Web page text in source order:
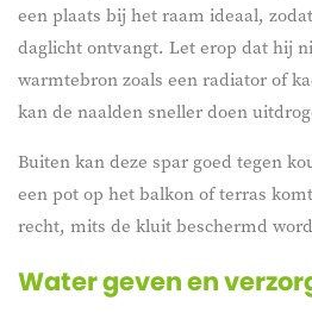
een plaats bij het raam ideaal,
daglicht ontvangt. Let erop dat hij
warmtebron zoals een radiator of
kan de naalden sneller doen
Buiten kan deze spar goed tegen
een pot op het balkon of terras
recht, mits de kluit beschermd
Water geven en